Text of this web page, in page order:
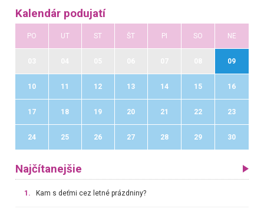
Kalendár podujatí
PO UT ST ŠT PI SO NE
09
10 11 12 13 14 15 16
17 18 19 20 21 22 23
24 25 26 27 28 29 30
Najčítanejšie
1. Kam s deťmi cez letné prázdniny?